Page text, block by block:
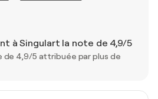
à Singulart la note de 4,9/5
de 4,9/5 attribuée par plus de